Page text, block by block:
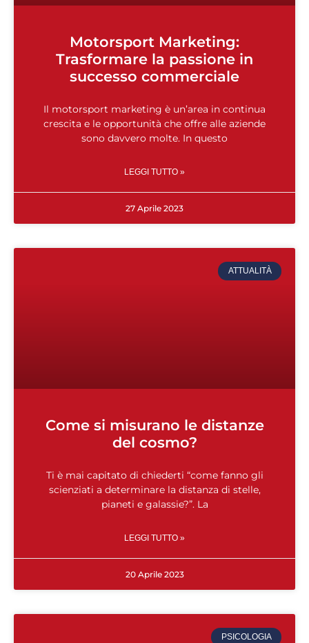
Motorsport Marketing:
Trasformare la passione in
successo commerciale
Il motorsport marketing è un’area in continua
crescita e le opportunità che offre alle aziende
sono davvero molte. In questo
LEGGI TUTTO »
27 Aprile 2023
ATTUALITÀ
Come si misurano le distanze
del cosmo?
Ti è mai capitato di chiederti “come fanno gli
scienziati a determinare la distanza di stelle,
pianeti e galassie?”. La
LEGGI TUTTO »
20 Aprile 2023
PSICOLOGIA